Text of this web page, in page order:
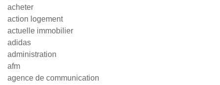
acheter
action logement
actuelle immobilier
adidas
administration
afm
agence de communication